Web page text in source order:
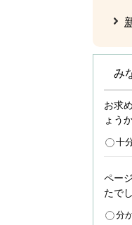
み
お求
ょう
十
ペー
たで
分